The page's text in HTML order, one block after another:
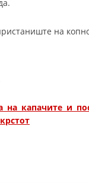
на
капачите и